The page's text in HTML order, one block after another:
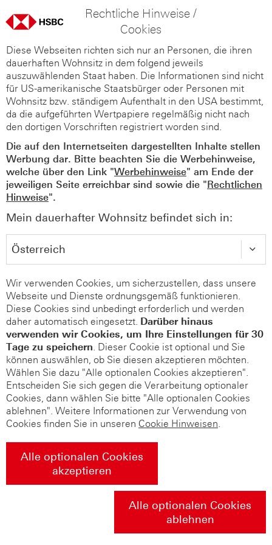
Rechtliche Hinweise /
Cookies
Diese Webseiten richten sich nur an Personen, die ihren
dauerhaften Wohnsitz in dem folgend jeweils
auszuwählenden Staat haben. Die Informationen sind nicht
für US-amerikanische Staatsbürger oder Personen mit
Wohnsitz bzw. ständigem Aufenthalt in den USA bestimmt,
da die aufgeführten Wertpapiere regelmäßig nicht nach
den dortigen Vorschriften registriert worden sind.
Die auf den Internetseiten dargestellten Inhalte stellen
Werbung dar. Bitte beachten Sie die Werbehinweise,
welche über den Link "Werbehinweise" am Ende der
jeweiligen Seite erreichbar sind sowie die "Rechtlichen
Hinweise".
Mein dauerhafter Wohnsitz befindet sich in:
Wir verwenden Cookies, um sicherzustellen, dass unsere
Webseite und Dienste ordnungsgemäß funktionieren.
Diese Cookies sind unbedingt erforderlich und werden
daher automatisch eingesetzt. Darüber hinaus
verwenden wir Cookies, um Ihre Einstellungen für 30
Tage zu speichern. Dieser Cookie ist optional und Sie
können auswählen, ob Sie diesen akzeptieren möchten.
Wählen Sie dazu "Alle optionalen Cookies akzeptieren".
Entscheiden Sie sich gegen die Verarbeitung optionaler
Cookies, dann wählen Sie bitte "Alle optionalen Cookies
ablehnen". Weitere Informationen zur Verwendung von
Cookies finden Sie in unseren Cookie Hinweisen.
Alle optionalen Cookies
akzeptieren
Alle optionalen Cookies
ablehnen